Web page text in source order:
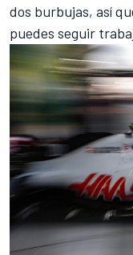
dos burbujas, así
puedes seguir